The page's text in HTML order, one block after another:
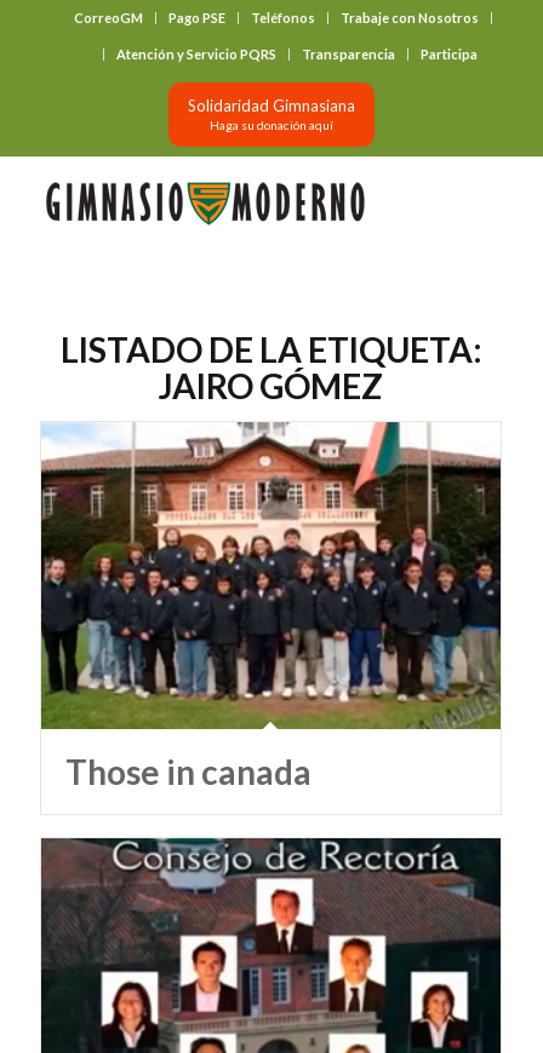
CorreoGM Pago PSE Teléfonos Trabaje con Nosotros
Atención y Servicio PQRS Transparencia Participa
Solidaridad Gimnasiana
Haga su donación aquí
LISTADO DE LA ETIQUETA:
JAIRO GÓMEZ
Those in canada